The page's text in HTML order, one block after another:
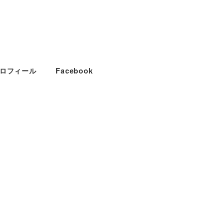
フィール Facebook